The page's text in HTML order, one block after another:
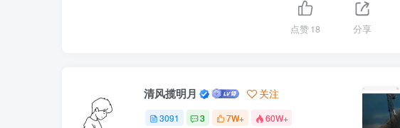
点赞18 分享
清风揽明月 关注
3091 3 7W+ 60W+